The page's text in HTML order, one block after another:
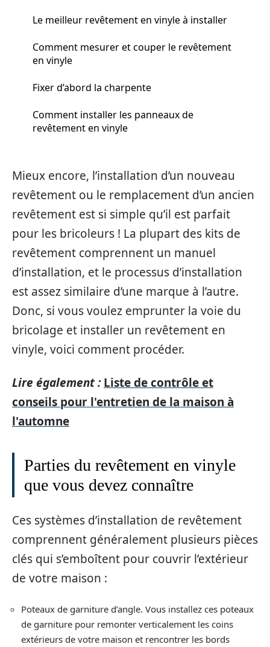
Le meilleur revêtement en vinyle à installer
Comment mesurer et couper le revêtement
en vinyle
Fixer d’abord la charpente
Comment installer les panneaux de
revêtement en vinyle
Mieux encore, l’installation d’un nouveau
revêtement ou le remplacement d’un ancien
revêtement est si simple qu’il est parfait
pour les bricoleurs ! La plupart des kits de
revêtement comprennent un manuel
d’installation, et le processus d’installation
est assez similaire d’une marque à l’autre.
Donc, si vous voulez emprunter la voie du
bricolage et installer un revêtement en
vinyle, voici comment procéder.
Lire également : Liste de contrôle et
conseils pour l'entretien de la maison à
l'automne
Parties du revêtement en vinyle
que vous devez connaître
Ces systèmes d’installation de revêtement
comprennent généralement plusieurs pièces
clés qui s’emboîtent pour couvrir l’extérieur
de votre maison :
Poteaux de garniture d’angle. Vous installez ces poteaux
de garniture pour remonter verticalement les coins
extérieurs de votre maison et rencontrer les bords